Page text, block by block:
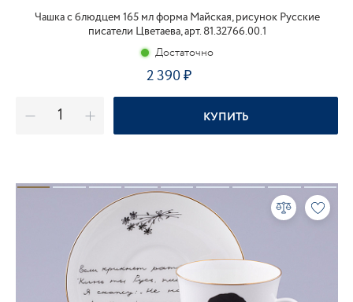
Чашка с блюдцем 165 мл форма Майская, рисунок Русские
писатели Цветаева, арт. 81.32766.00.1
Достаточно
2 390₽
КУПИТЬ